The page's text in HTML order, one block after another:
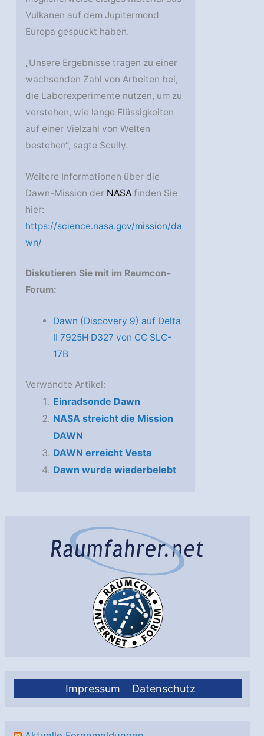
Impressum Datenschutz
Vulkanen auf dem Jupitermond
Europa gespuckt haben.
„Unsere Ergebnisse tragen zu einer
wachsenden Zahl von Arbeiten bei,
die Laborexperimente nutzen, um zu
verstehen, wie lange Flüssigkeiten
auf einer Vielzahl von Welten
bestehen“, sagte Scully.
Weitere Informationen über die
Dawn-Mission der NASA finden Sie
hier:
https://science.nasa.gov/mission/da
wn/
Diskutieren Sie mit im Raumcon-
Forum:
Dawn (Discovery 9) auf Delta
II 7925H D327 von CC SLC-
17B
Verwandte Artikel:
Einradsonde Dawn
NASA streicht die Mission
DAWN
DAWN erreicht Vesta
Dawn wurde wiederbelebt